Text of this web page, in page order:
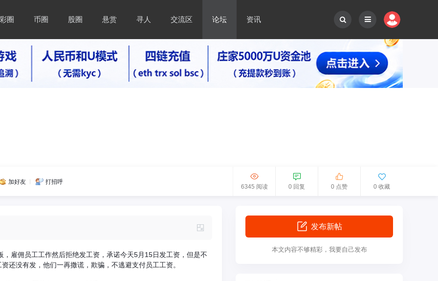
彩圈 币圈 股圈 悬赏 寻人 交流区 论坛 资讯
加好友 打招呼
6345 阅读 0 回复 0 点赞 0 收藏
雇佣员工工作然后拒绝发工资，承诺今天5月15日发工资，但是不
还没有发，他们一再撒谎，欺骗，不逃避支付员工工资。
发布新帖
本文内容不够精彩，我要自己发布